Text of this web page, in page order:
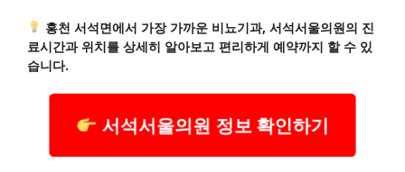
홍천 서석면에서 가장 가까운 비뇨기과, 서석서울의원의 진
료시간과 위치를 상세히 알아보고 편리하게 예약까지 할 수 있
습니다.
서석서울의원 정보 확인하기